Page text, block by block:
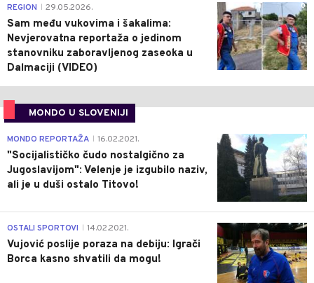
0
REGION 29.05.2026.
Sam među vukovima i šakalima:
Nevjerovatna reportaža o jedinom
stanovniku zaboravljenog zaseoka u
Dalmaciji (VIDEO)
MONDO U SLOVENIJI
4
MONDO REPORTAŽA 16.02.2021.
"Socijalističko čudo nostalgično za
Jugoslavijom": Velenje je izgubilo naziv,
ali je u duši ostalo Titovo!
1
OSTALI SPORTOVI 14.02.2021.
Vujović poslije poraza na debiju: Igrači
Borca kasno shvatili da mogu!